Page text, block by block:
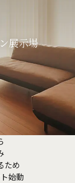
展示場
ため
始動